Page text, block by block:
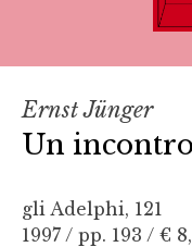
Ernst Jünger
Un
gli Adelphi, 121
1997 / pp. 193 / €